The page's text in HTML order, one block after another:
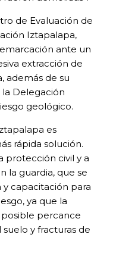
de Evaluación de
Iztapalapa,
ante un
extracción de
además de su
Delegación
geológico.
es
rápida solución.
protección civil y a
la guardia, que se
capacitación para
ya que la
percance
y fracturas de